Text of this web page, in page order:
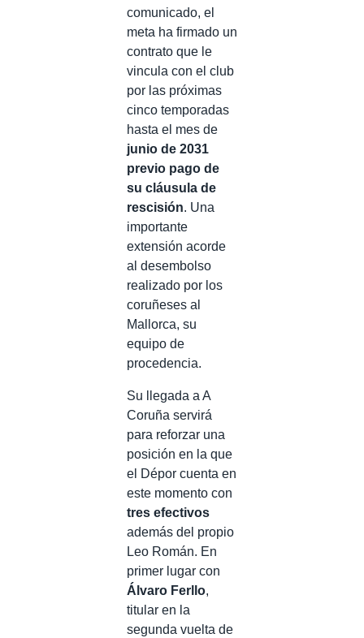
comunicado, el
meta ha firmado un
contrato que le
vincula con el club
por las próximas
cinco temporadas
hasta el mes de
junio de 2031
previo pago de
su cláusula de
rescisión. Una
importante
extensión acorde
al desembolso
realizado por los
coruñeses al
Mallorca, su
equipo de
procedencia.
Su llegada a A
Coruña servirá
para reforzar una
posición en la que
el Dépor cuenta en
este momento con
tres efectivos
además del propio
Leo Román. En
primer lugar con
Álvaro Ferllo,
titular en la
segunda vuelta de